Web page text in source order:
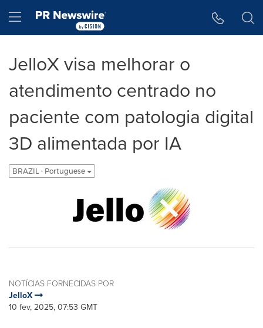
Hamburger menu
JelloX visa melhorar o
atendimento centrado no
paciente com patologia digital
3D alimentada por IA
BRAZIL - Portuguese
NOTÍCIAS FORNECIDAS POR
JelloX
10 fev, 2025, 07:53 GMT